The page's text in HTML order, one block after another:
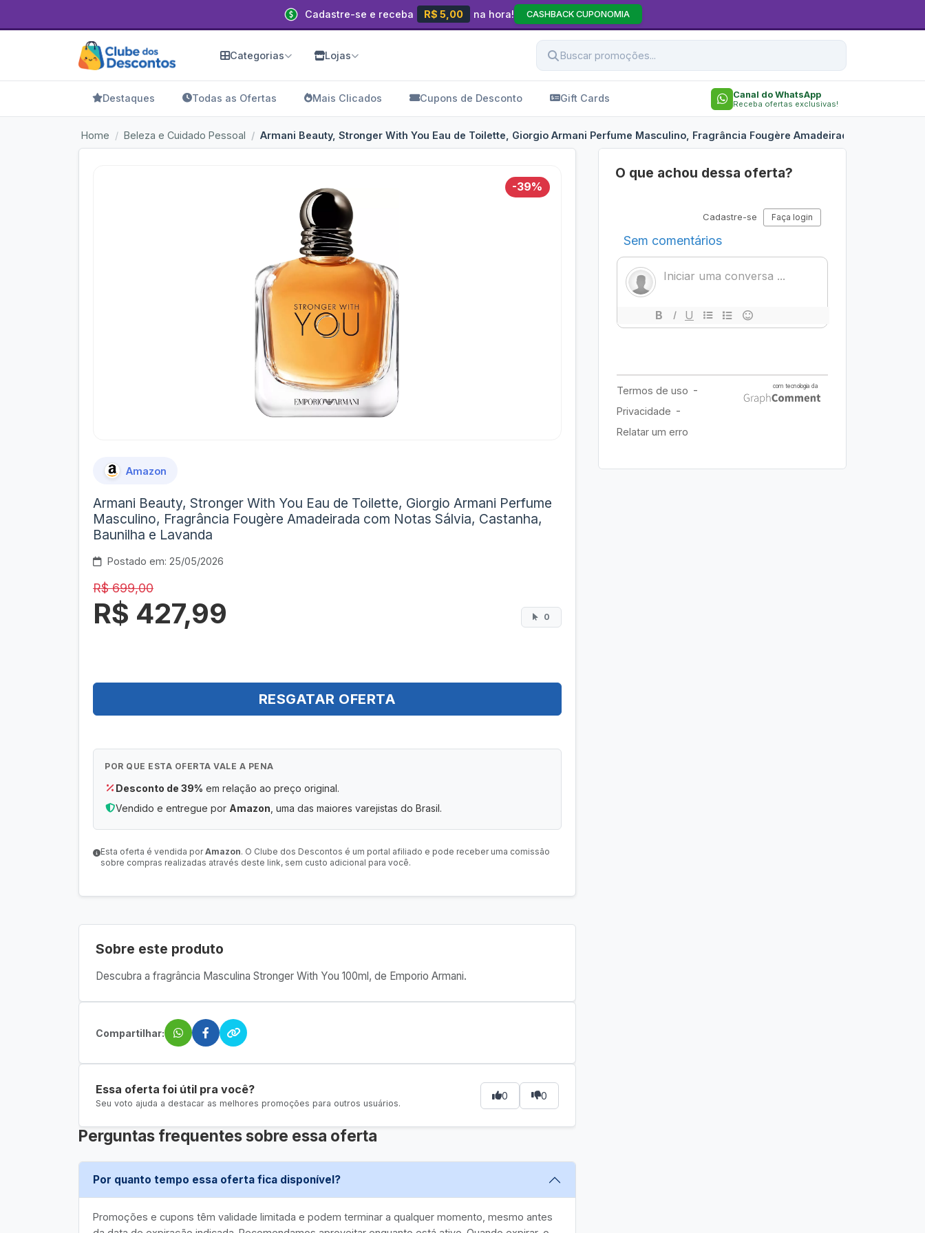
Cadastre-se e receba R$ 5,00 na hora! CASHBACK CUPONOMIA
Categorias Lojas
Destaques Todas as Ofertas Mais Clicados Cupons de Desconto Gift Cards Canal do WhatsApp
Receba ofertas exclusivas!
Home Beleza e Cuidado Pessoal Armani Beauty, Stronger With You Eau de Toilette, Giorgio Armani Perfume Masculino, Fragrância Fougère Amadeirada com Notas
-39%
Amazon
Armani Beauty, Stronger With You Eau de Toilette, Giorgio Armani Perfume
Masculino, Fragrância Fougère Amadeirada com Notas Sálvia, Castanha,
Baunilha e Lavanda
Postado em: 25/05/2026
R$ 699,00
R$ 427,99 0
RESGATAR OFERTA
POR QUE ESTA OFERTA VALE A PENA
Desconto de 39% em relação ao preço original.
Vendido e entregue por Amazon , uma das maiores varejistas do Brasil.
Esta oferta é vendida porAmazon. O Clube dos Descontos é um portal afiliado e pode receber uma comissão
sobre compras realizadas através deste link, sem custo adicional para você.
Sobre este produto
Descubra a fragrância Masculina Stronger With You 100ml, de Emporio Armani.
Compartilhar:
Essa oferta foi útil pra você?
Seu voto ajuda a destacar as melhores promoções para outros usuários.
0 0
Perguntas frequentes sobre essa oferta
Por quanto tempo essa oferta fica disponível?
Promoções e cupons têm validade limitada e podem terminar a qualquer momento, mesmo antes
O que achou dessa oferta?